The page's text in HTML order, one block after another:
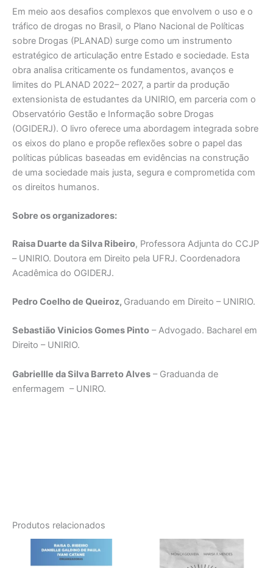
Em meio aos desafios complexos que envolvem o uso e o
tráfico de drogas no Brasil, o Plano Nacional de Políticas
sobre Drogas (PLANAD) surge como um instrumento
estratégico de articulação entre Estado e sociedade. Esta
obra analisa criticamente os fundamentos, avanços e
limites do PLANAD 2022– 2027, a partir da produção
extensionista de estudantes da UNIRIO, em parceria com o
Observatório Gestão e Informação sobre Drogas
(OGIDERJ). O livro oferece uma abordagem integrada sobre
os eixos do plano e propõe reflexões sobre o papel das
políticas públicas baseadas em evidências na construção
de uma sociedade mais justa, segura e comprometida com
os direitos humanos.
Sobre os organizadores:
Raisa Duarte da Silva Ribeiro, Professora Adjunta do CCJP
– UNIRIO. Doutora em Direito pela UFRJ. Coordenadora
Acadêmica do OGIDERJ.
Pedro Coelho de Queiroz, Graduando em Direito – UNIRIO.
Sebastião Vinicios Gomes Pinto – Advogado. Bacharel em
Direito – UNIRIO.
Gabriellle da Silva Barreto Alves – Graduanda de
enfermagem – UNIRO.
Produtos relacionados